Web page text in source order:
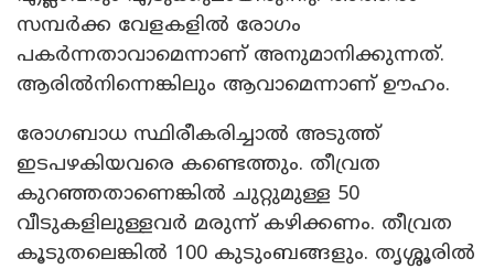
സമ്പർക്ക വേളകളിൽ രോ​ഗം
പകർന്നതാവാമെന്നാണ് അനുമാനിക്കുന്നത്.
ആരിൽനിന്നെങ്കിലും ആവാമെന്നാണ് ഊഹം.
രോഗബാധ സ്ഥിരീകരിച്ചാൽ അടുത്ത്
ഇടപഴകിയവരെ കണ്ടെത്തും. തീവ്രത
കുറഞ്ഞതാണെങ്കിൽ ചുറ്റുമുള്ള 50
വീടുകളിലുള്ളവർ മരുന്ന് കഴിക്കണം. തീവ്രത
കൂടുതലെങ്കിൽ 100 കുടുംബങ്ങളും. തൃശ്ശൂരിൽ